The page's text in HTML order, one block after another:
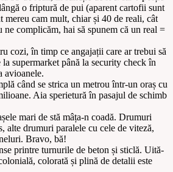
o friptură de pui (aparent cartofii sunt
mereu cam mult, chiar și 40 de reali, cât
ne complicăm, hai să spunem că un real =
cozi, în timp ce angajații care ar trebui să
supermarket până la security check în
avioanele.
când se strica un metrou într-un oraș cu
Aia sperietură în pasajul de schimb
mari de stă mâța-n coadă. Drumuri
alte drumuri paralele cu cele de viteză,
Bravo, bă!
printre turnurile de beton și sticlă. Uită-
colorată și plină de detalii este